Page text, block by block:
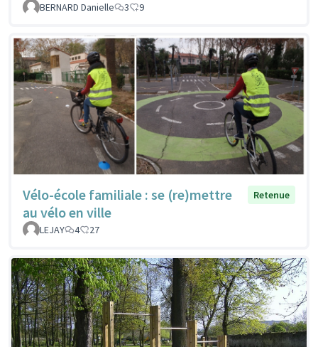
BERNARD Danielle 3 9
Vélo-école familiale : se (re)mettre
au vélo en ville
Retenue
LEJAY 4 27